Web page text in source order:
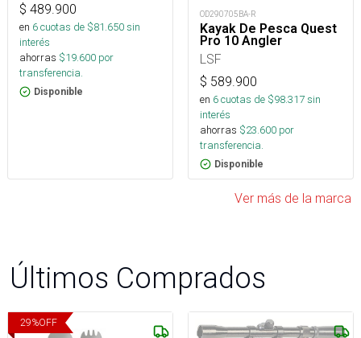
$ 489.900
en 6cuotas de $81.650sin
interés
ahorras $19.600 por
transferencia.
Disponible
OD290705BA-R
Kayak De Pesca Quest
Pro 10 Angler
LSF
$ 589.900
en 6cuotas de $98.317sin
interés
ahorras $23.600 por
transferencia.
Disponible
Ver más de la marca
Últimos Comprados
29%OFF